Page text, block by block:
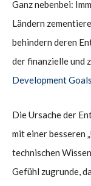
Ganz nebenbei:
Ländern
behindern deren
der finanzielle und
Development Goals
Die Ursache der
mit einer besseren
technischen
Gefühl zugrunde,